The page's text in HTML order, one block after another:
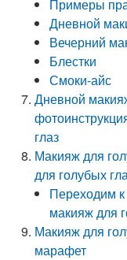
Примеры
Дневной
Вечерний
Блестки
Смоки-айс
Дневной
глаз
Макияж для
для голубых
Переходим
макияж для
Макияж для
марафет